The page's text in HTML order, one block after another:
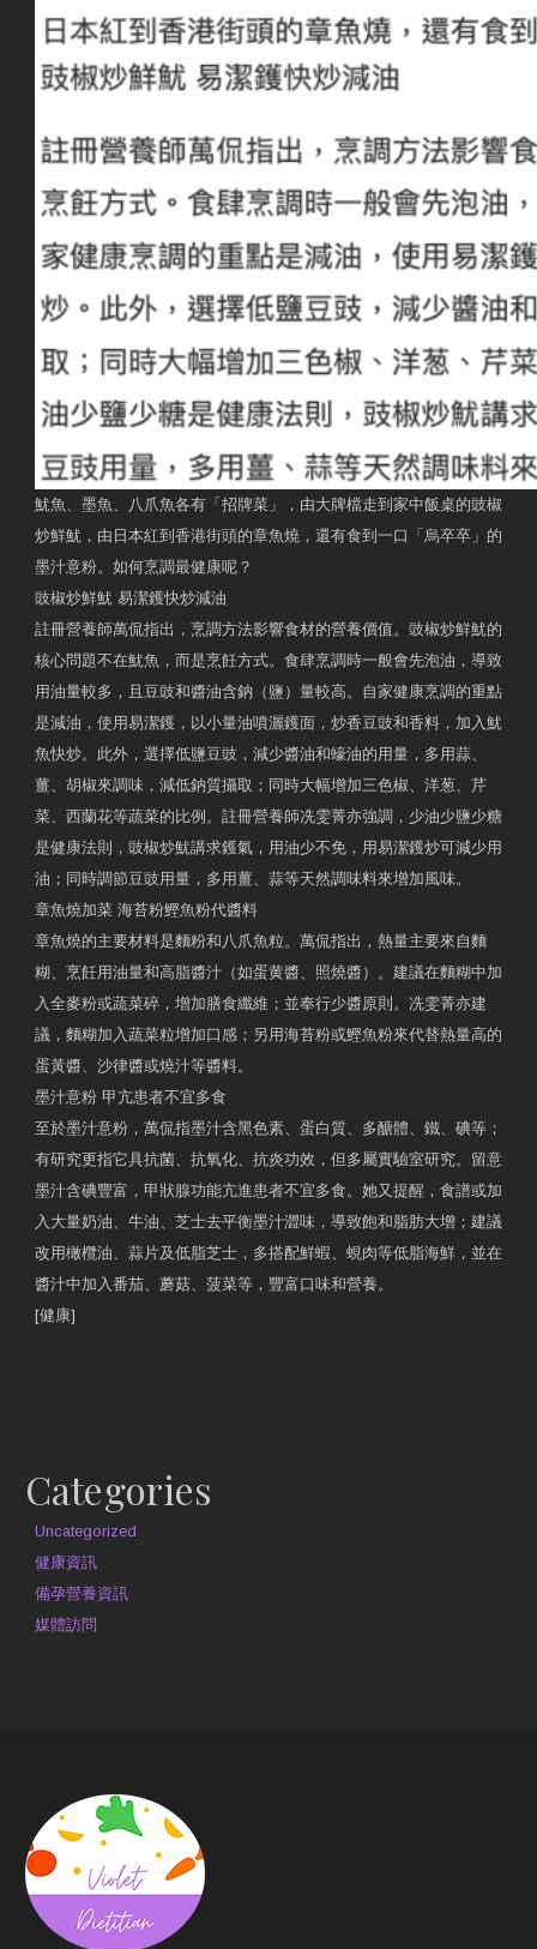
魷魚、墨魚、八爪魚各有「招牌菜」，由大牌檔走到家中飯桌的豉椒
炒鮮魷，由日本紅到香港街頭的章魚燒，還有食到一口「烏卒卒」的
墨汁意粉。如何烹調最健康呢？
豉椒炒鮮魷 易潔鑊快炒減油
註冊營養師萬侃指出，烹調方法影響食材的營養價值。豉椒炒鮮魷的
核心問題不在魷魚，而是烹飪方式。食肆烹調時一般會先泡油，導致
用油量較多，且豆豉和醬油含鈉（鹽）量較高。自家健康烹調的重點
是減油，使用易潔鑊，以小量油噴灑鑊面，炒香豆豉和香料，加入魷
魚快炒。此外，選擇低鹽豆豉，減少醬油和蠔油的用量，多用蒜、
薑、胡椒來調味，減低鈉質攝取；同時大幅增加三色椒、洋葱、芹
菜、西蘭花等蔬菜的比例。註冊營養師冼雯菁亦強調，少油少鹽少糖
是健康法則，豉椒炒魷講求鑊氣，用油少不免，用易潔鑊炒可減少用
油；同時調節豆豉用量，多用薑、蒜等天然調味料來增加風味。
章魚燒加菜 海苔粉鰹魚粉代醬料
章魚燒的主要材料是麵粉和八爪魚粒。萬侃指出，熱量主要來自麵
糊、烹飪用油量和高脂醬汁（如蛋黄醬、照燒醬）。建議在麵糊中加
入全麥粉或蔬菜碎，增加膳食纖維；並奉行少醬原則。冼雯菁亦建
議，麵糊加入蔬菜粒增加口感；另用海苔粉或鰹魚粉來代替熱量高的
蛋黃醬、沙律醬或燒汁等醬料。
墨汁意粉 甲亢患者不宜多食
至於墨汁意粉，萬侃指墨汁含黑色素、蛋白質、多醣體、鐵、碘等；
有研究更指它具抗菌、抗氧化、抗炎功效，但多屬實驗室研究。留意
墨汁含碘豐富，甲狀腺功能亢進患者不宜多食。她又提醒，食譜或加
入大量奶油、牛油、芝士去平衡墨汁澀味，導致飽和脂肪大增；建議
改用橄欖油、蒜片及低脂芝士，多搭配鮮蝦、蜆肉等低脂海鮮，並在
醬汁中加入番茄、蘑菇、菠菜等，豐富口味和營養。
[健康]
Categories
Uncategorized
健康資訊
備孕營養資訊
媒體訪問